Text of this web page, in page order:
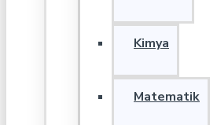
Kimya
Matematik